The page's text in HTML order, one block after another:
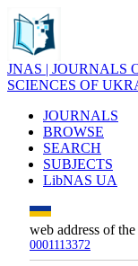
JNAS | JOURNALS
SCIENCES OF
JOURNALS
BROWSE
SEARCH
SUBJECTS
LibNAS UA
web address of the
0001113372